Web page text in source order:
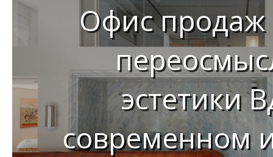
Офис
эстетики
современном